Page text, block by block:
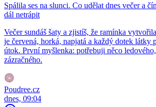
Spálila ses na slunci. Co udělat dnes večer a
dál netrápit
Večer sundáš šaty a zjistíš, že ramínka
je červená, horká, napjatá a každý dotek látky
útok. První myšlenka: potřebuji něco
zázračného.
Poudree.cz
dnes, 09:04